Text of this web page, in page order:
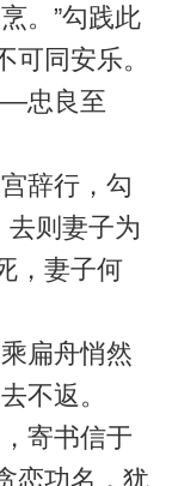
。”勾践此
可同安乐。
忠良至
辞行，勾
去则妻子为
，妻子何
扁舟悄然
不返。
寄书信于
恋功名，犹